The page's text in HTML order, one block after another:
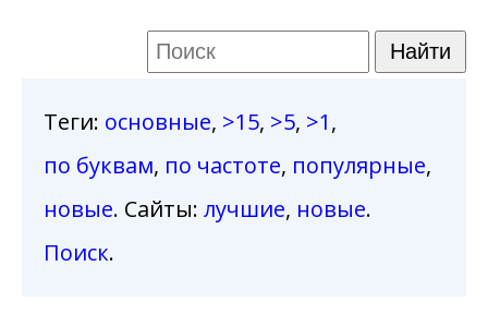
Теги: основные, >15, >5, >1,
по буквам, по частоте, популярные,
новые. Сайты: лучшие, новые.
Поиск.